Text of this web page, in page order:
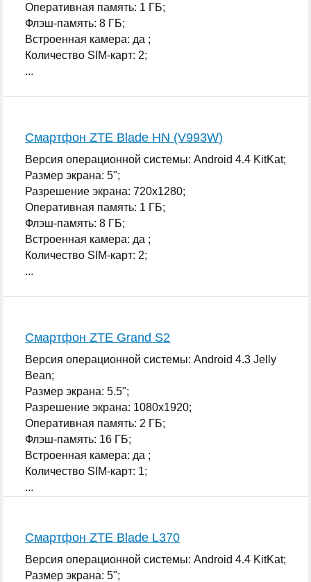
Оперативная память: 1 ГБ;
Флэш-память: 8 ГБ;
Встроенная камера: да ;
Количество SIM-карт: 2;
...
Смартфон ZTE Blade HN (V993W)
Версия операционной системы: Android 4.4 KitKat;
Размер экрана: 5";
Разрешение экрана: 720x1280;
Оперативная память: 1 ГБ;
Флэш-память: 8 ГБ;
Встроенная камера: да ;
Количество SIM-карт: 2;
...
Смартфон ZTE Grand S2
Версия операционной системы: Android 4.3 Jelly
Bean;
Размер экрана: 5.5";
Разрешение экрана: 1080x1920;
Оперативная память: 2 ГБ;
Флэш-память: 16 ГБ;
Встроенная камера: да ;
Количество SIM-карт: 1;
...
Смартфон ZTE Blade L370
Версия операционной системы: Android 4.4 KitKat;
Размер экрана: 5";